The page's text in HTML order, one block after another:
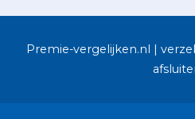
Premie-vergelijken.nl |